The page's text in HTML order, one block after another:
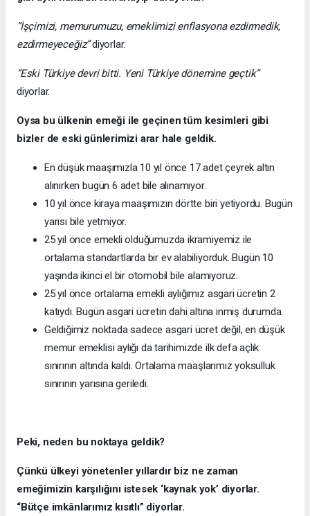
“İşçimizi, memurumuzu, emeklimizi enflasyona ezdirmedik,
ezdirmeyeceğiz”diyorlar.
“Eski Türkiye devri bitti. Yeni Türkiye dönemine geçtik”
diyorlar.
Oysa bu ülkenin emeği ile geçinen tüm kesimleri gibi
bizler de eski günlerimizi arar hale geldik.
En düşük maaşımızla 10 yıl önce 17 adet çeyrek altın
alınırken bugün 6 adet bile alınamıyor.
10 yıl önce kiraya maaşımızın dörtte biri yetiyordu. Bugün
yarısı bile yetmiyor.
25 yıl önce emekli olduğumuzda ikramiyemiz ile
ortalama standartlarda bir ev alabiliyorduk. Bugün 10
yaşında ikinci el bir otomobil bile alamıyoruz.
25 yıl önce ortalama emekli aylığımız asgari ücretin 2
katıydı. Bugün asgari ücretin dahi altına inmiş durumda.
Geldiğimiz noktada sadece asgari ücret değil, en düşük
memur emeklisi aylığı da tarihimizde ilk defa açlık
sınırının altında kaldı. Ortalama maaşlarımız yoksulluk
sınırının yarısına geriledi.
Peki, neden bu noktaya geldik?
Çünkü ülkeyi yönetenler yıllardır biz ne zaman
emeğimizin karşılığını istesek ‘kaynak yok’ diyorlar.
“Bütçe imkânlarımız kısıtlı” diyorlar.